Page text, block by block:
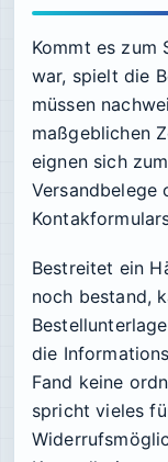
Kommt es zum
war, spielt die
müssen
maßgeblichen
eignen sich
Versandbelege
Bestreitet ein
noch bestand,
die
Fand keine
spricht vieles